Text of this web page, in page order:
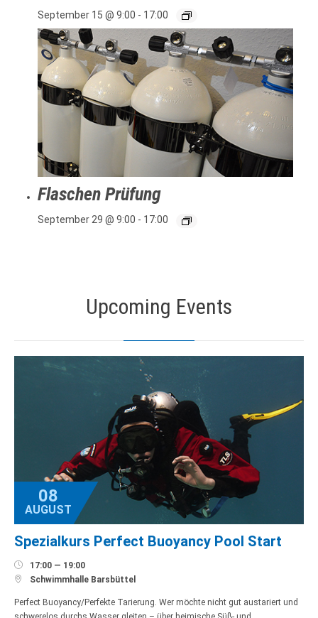
September 15 @ 9:00 - 17:00
Flaschen Prüfung
September 29 @ 9:00 - 17:00
Upcoming Events
08
AUGUST
Spezialkurs Perfect Buoyancy Pool Start
 17:00 — 19:00
 Schwimmhalle Barsbüttel
Perfect Buoyancy/Perfekte Tarierung. Wer möchte nicht gut austariert und